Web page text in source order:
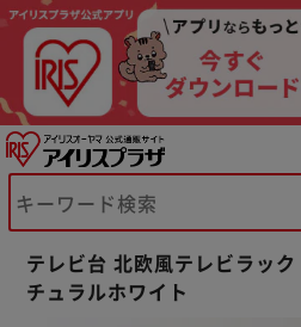
テレビ台 北欧風テレビラッ
チュラルホワイト
※ご確認ください
カートに入れる